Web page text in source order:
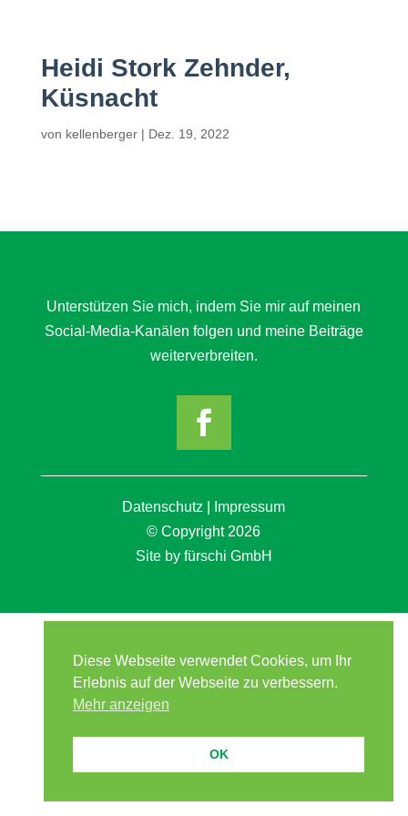
Heidi Stork Zehnder,
Küsnacht
von kellenberger| Dez. 19, 2022
Unterstützen Sie mich, indem Sie mir auf meinen
Social-Media-Kanälen folgen und meine Beiträge
weiterverbreiten.
Datenschutz
Impressum
© Copyright 2026
Site by fürschi GmbH
Diese Webseite verwendet Cookies, um Ihr
Erlebnis auf der Webseite zu verbessern.
Mehr anzeigen
OK